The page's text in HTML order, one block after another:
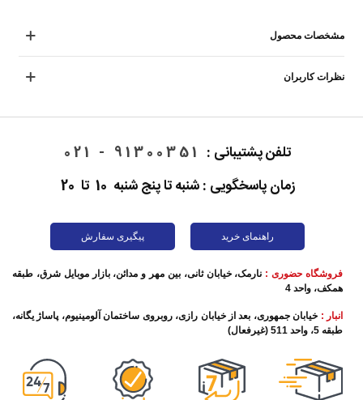
مشخصات محصول
نظرات کاربران
تلفن پشتیبانی : 91300351 - 021
زمان پاسخگویی : شنبه تا پنج شنبه 10 تا 20
راهنمای خرید پیگیری سفارش
فروشگاه حضوری : نارمک، خیابان ثانی، بین مهر و مدائن، بازار موبایل شرق، طبقه
همکف، واحد 4
انبار : خیابان جمهوری، بعد از خیابان رازی، روبروی ساختمان آلومینیوم، پاساژ یگانه،
طبقه 5، واحد 511 (غیرفعال)